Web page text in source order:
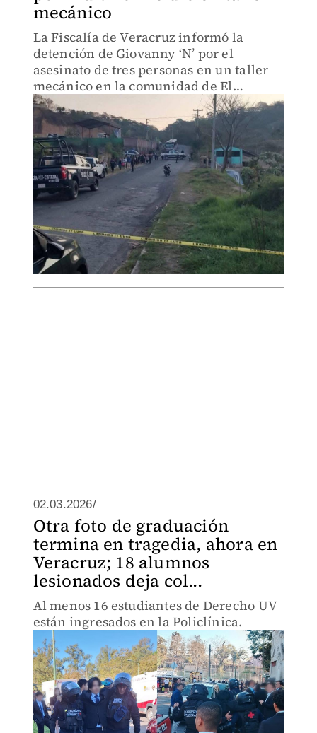
mecánico
La Fiscalía de Veracruz informó la
detención de Giovanny ‘N’ por el
asesinato de tres personas en un taller
mecánico en la comunidad de El
Castillo.
02.03.2026/
Otra foto de graduación
termina en tragedia, ahora en
Veracruz; 18 alumnos
lesionados deja col...
Al menos 16 estudiantes de Derecho UV
están ingresados en la Policlínica.